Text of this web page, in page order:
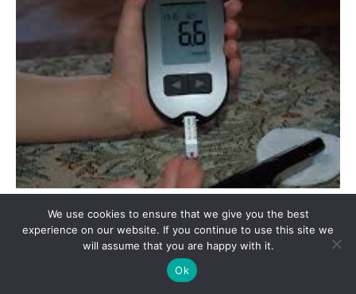
Я здоровий
Солодке життя
Кожен може, прочитавши ці слова, помріяти про таке життя!...
We use cookies to ensure that we give you the best
experience on our website. If you continue to use this site we
will assume that you are happy with it.
Ok